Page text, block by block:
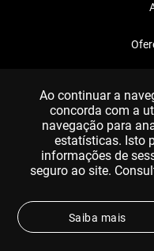
Ao continuar a
concorda com a
navegação para
estatísticas. Isto
informações de
seguro ao site.
Saiba mais